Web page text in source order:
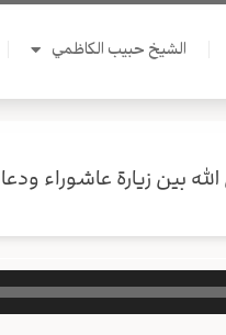
الشيخ حبيب الكاظمي
الله بين زيارة عاشوراء